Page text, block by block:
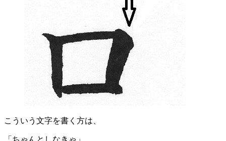
こういう文字を書く方は、